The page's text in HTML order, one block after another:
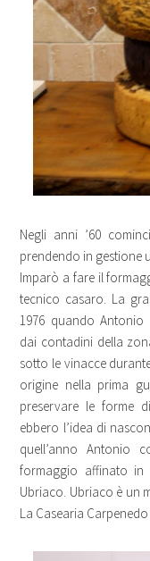
Negli anni ’60
prendendo in gestione
Imparò a fare il
tecnico casaro. La
1976 quando Antonio
dai contadini della
sotto le vinacce
origine nella prima
preservare le forme
ebbero l’idea di
quell’anno Antonio
formaggio affinato in
Ubriaco. Ubriaco è un
La Casearia Carpenedo